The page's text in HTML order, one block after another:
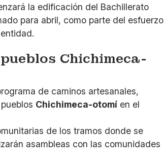
la edificación del Bachillerato
para abril, como parte del esfuerzo
Chichimeca-
de caminos artesanales,
Chichimeca-otomí en el
de los tramos donde se
asambleas con las comunidades